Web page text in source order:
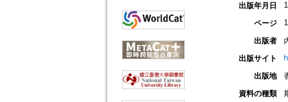
出版年月日
ページ
出版者
出版サイト
出版地
資料の種類